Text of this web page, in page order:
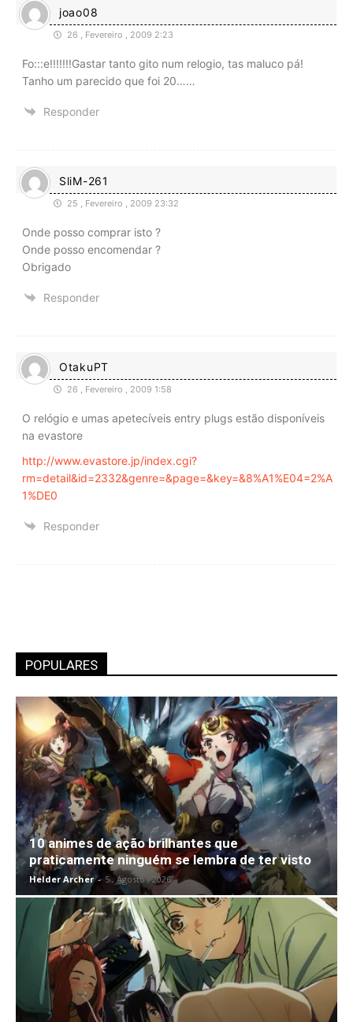
joao08
26 , Fevereiro , 2009 2:23
Fo:::e!!!!!!!Gastar tanto gito num relogio, tas maluco pá!
Tanho um parecido que foi 20……
Responder
SliM-261
25 , Fevereiro , 2009 23:32
Onde posso comprar isto ?
Onde posso encomendar ?
Obrigado
Responder
OtakuPT
26 , Fevereiro , 2009 1:58
O relógio e umas apetecíveis entry plugs estão disponíveis
na evastore
http://www.evastore.jp/index.cgi?
rm=detail&id=2332&genre=&page=&key=&8%A1%E04=2%A
1%DE0
Responder
POPULARES
10 animes de ação brilhantes que
praticamente ninguém se lembra de ter visto
Helder Archer - 5 , Agosto , 2026